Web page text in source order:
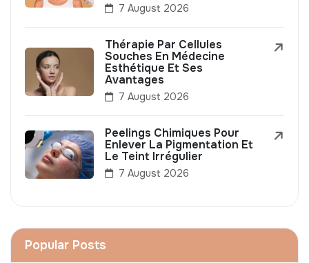
7 August 2026
Thérapie Par Cellules
Souches En Médecine
Esthétique Et Ses
Avantages
7 August 2026
Peelings Chimiques Pour
Enlever La Pigmentation Et
Le Teint Irrégulier
7 August 2026
Popular Posts